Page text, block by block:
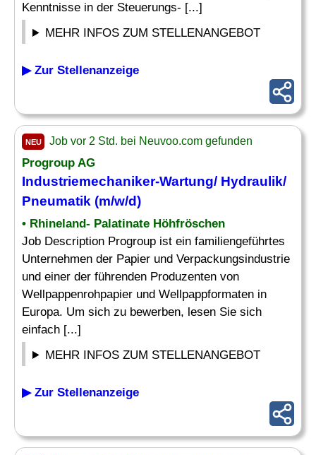
Kenntnisse in der Steuerungs- [...]
MEHR INFOS ZUM STELLENANGEBOT
▶ Zur Stellenanzeige
NEU Job vor 2 Std. bei Neuvoo.com gefunden
Progroup AG
Industriemechaniker-Wartung/ Hydraulik/
Pneumatik (m/w/d)
• Rhineland- Palatinate Höhfröschen
Job Description Progroup ist ein familiengeführtes
Unternehmen der Papier und Verpackungsindustrie
und einer der führenden Produzenten von
Wellpappenrohpapier und Wellpappformaten in
Europa. Um sich zu bewerben, lesen Sie sich
einfach [...]
MEHR INFOS ZUM STELLENANGEBOT
▶ Zur Stellenanzeige